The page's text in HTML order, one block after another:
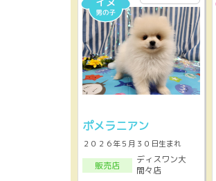
ポメラニアン
２０２６年５月３０日生まれ
販売店
ディスワン大
間々店